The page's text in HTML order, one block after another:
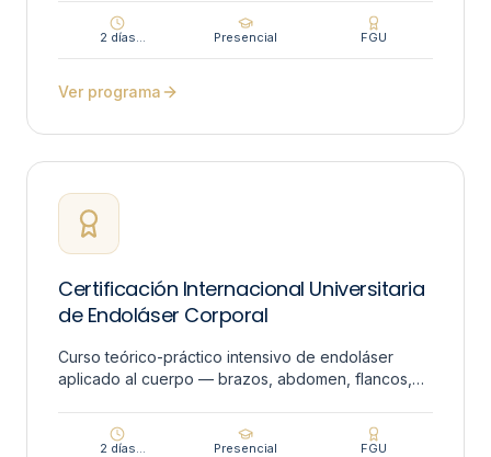
2 días
Presencial FGU
Ver programa
Certificación Internacional Universitaria
de Endoláser Corporal
Curso teórico-práctico intensivo de endoláser
aplicado al cuerpo — brazos, abdomen, flancos,
universitario internacional.
2 días
Presencial FGU